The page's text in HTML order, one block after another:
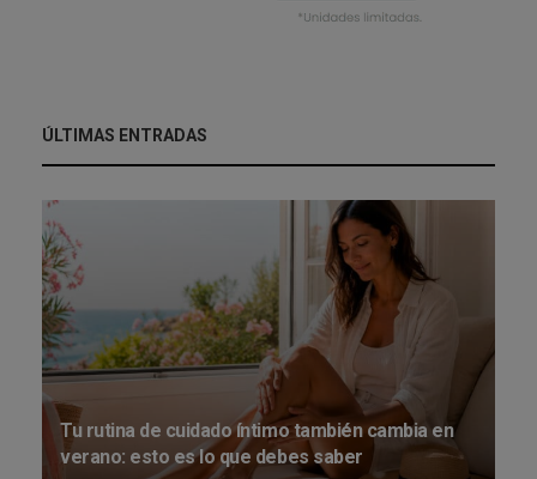
ÚLTIMAS ENTRADAS
Tu rutina de cuidado íntimo también cambia en
verano: esto es lo que debes saber